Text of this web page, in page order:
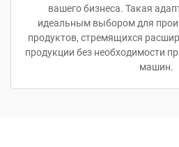
вашего бизнеса. Такая
идеальным выбором для
продуктов, стремящихся
продукции без необходимости
машин.